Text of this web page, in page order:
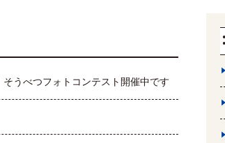
うべつフォトコンテスト開催中です